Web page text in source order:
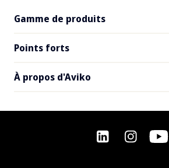
Gamme de produits
Tous les produits
SuperCrunch
Points forts
Inspiration pour les restaurants
À propos d'Aviko
Contact
Questions fréquemment posées